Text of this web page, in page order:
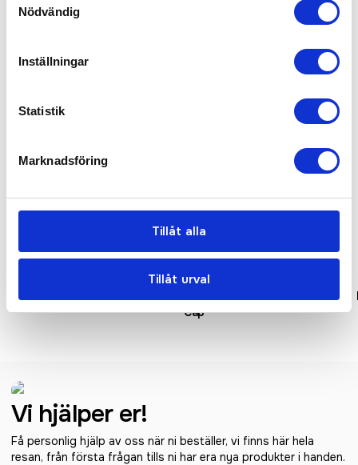
Nödvändig
Inställningar
Statistik
Marknadsföring
Tillåt alla
Tillåt urval
Low Profile Vintage Cap
Cap
Vi hjälper er!
Få personlig hjälp av oss när ni beställer, vi finns här hela
resan, från första frågan tills ni har era nya produkter i handen.